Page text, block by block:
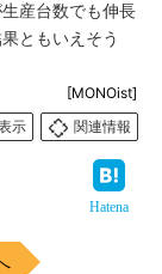
産台数でも伸長
ともいえそう
[MONOist]
示
関連情報
Hatena